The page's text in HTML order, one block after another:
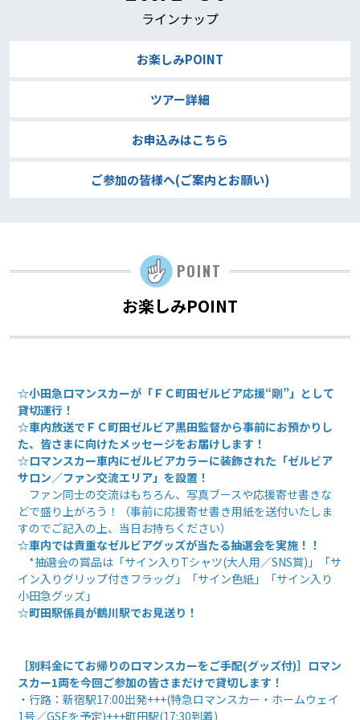
ラインナップ
お楽しみPOINT
ツアー詳細
お申込みはこちら
ご参加の皆様へ(ご案内とお願い)
POINT
お楽しみPOINT
☆小田急ロマンスカーが「ＦＣ町田ゼルビア応援“剛”」として
貸切運行！
☆車内放送でＦＣ町田ゼルビア黒田監督から事前にお預かりし
た、皆さまに向けたメッセージをお届けします！
☆ロマンスカー車内にゼルビアカラーに装飾された「ゼルビア
サロン／ファン交流エリア」を設置！
ファン同士の交流はもちろん、写真ブースや応援寄せ書きな
どで盛り上がろう！（事前に応援寄せ書き用紙を送付いたしま
すのでご記入の上、当日お持ちください）
☆車内では貴重なゼルビアグッズが当たる抽選会を実施！！
*抽選会の賞品は「サイン入りTシャツ(大人用／SNS賞)」「サ
イン入りグリップ付きフラッグ」「サイン色紙」「サイン入り
小田急グッズ」
☆町田駅係員が鶴川駅でお見送り！
［別料金にてお帰りのロマンスカーをご手配(グッズ付)］ロマン
スカー1両を今回ご参加の皆さまだけで貸切します！
・行路：新宿駅17:00出発+++(特急ロマンスカー・ホームウェイ
1号／GSEを予定)+++町田駅(17:30到着)